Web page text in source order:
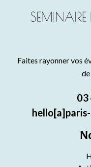
Faites rayonner vos
03